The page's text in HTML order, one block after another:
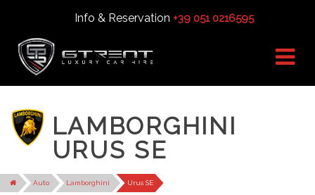
Info & Reservation +39 051 0216595
LAMBORGHINI
URUS SE
Auto Lamborghini Urus SE